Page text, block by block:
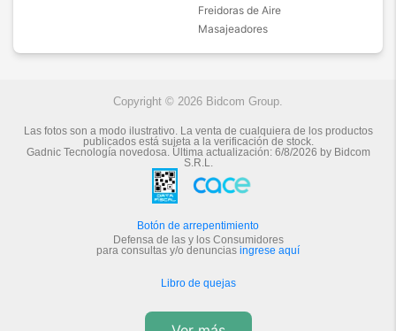
Freidoras de Aire
Masajeadores
Copyright © 2026 Bidcom Group.
Las fotos son a modo ilustrativo. La venta de cualquiera de los productos
publicados está sujeta a la verificación de stock.
Gadnic Tecnología novedosa.Última actualización: 6/8/2026 by Bidcom
S.R.L.
Botón de arrepentimiento
Defensa de las y los Consumidores
para consultas y/o denuncias ingrese aquí
Libro de quejas